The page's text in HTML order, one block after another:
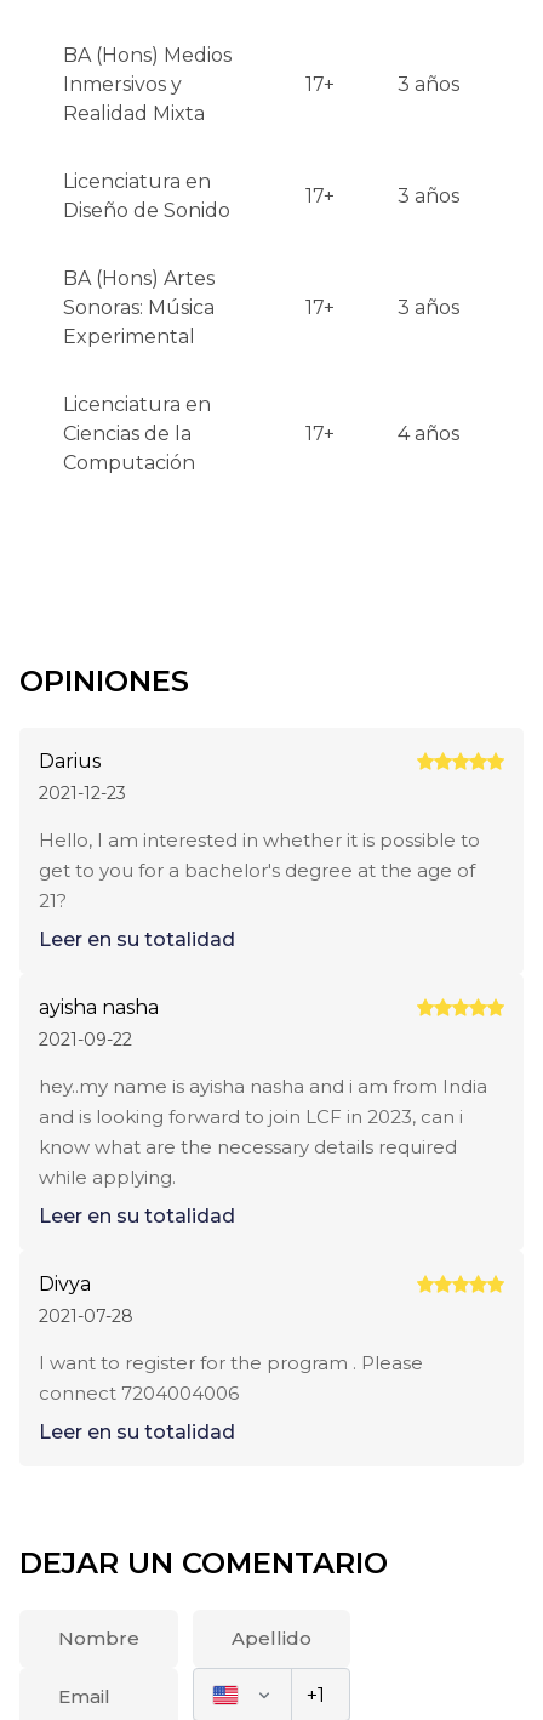
BA (Hons) Medios
Inmersivos y
Realidad Mixta
17+ 3 años
Licenciatura en
Diseño de Sonido
17+ 3 años
BA (Hons) Artes
Sonoras: Música
Experimental
17+ 3 años
Licenciatura en
Ciencias de la
Computación
17+ 4 años
OPINIONES
Darius
2021-12-23
Hello, I am interested in whether it is possible to
get to you for a bachelor's degree at the age of
21?
Leer en su totalidad
ayisha nasha
2021-09-22
hey..my name is ayisha nasha and i am from India
and is looking forward to join LCF in 2023, can i
know what are the necessary details required
while applying.
Leer en su totalidad
Divya
2021-07-28
I want to register for the program . Please
connect 7204004006
Leer en su totalidad
DEJAR UN COMENTARIO